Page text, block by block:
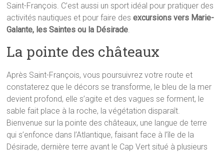
Saint-François. C’est aussi un sport idéal pour pratiquer des
activités nautiques et pour faire desexcursions vers Marie-
Galante, les Saintes ou la Désirade
La pointe des châteaux
Après Saint-François, vous poursuivrez votre route et
constaterez que le décors se transforme, le bleu de la mer
devient profond, elle s’agite et des vagues se forment, le
sable fait place à la roche, la végétation disparaît.
Bienvenue sur la pointe des châteaux, une langue de terre
qui s’enfonce dans l’Atlantique, faisant face à l’île de la
Désirade, dernière terre avant le Cap Vert situé à plusieurs